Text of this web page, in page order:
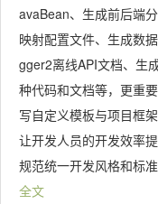
avaBean、生成前后端
映射配置文件、生成数
gger2离线API文档、生
种代码和文档等，更重
写自定义模板与项目框
让开发人员的开发效率
规范统一开发风格和标
全文